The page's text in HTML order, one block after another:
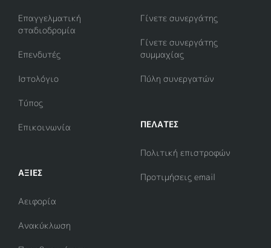
Επαγγελματική
σταδιοδρομία
Επενδυτές
Ιστολόγιο
Τύπος
Επικοινωνία
ΑΞΊΕΣ
Αειφορία
Ανακύκλωση
Γίνετε συνεργάτης
Γίνετε συνεργάτης
συμμαχίας
Πύλη συνεργατών
ΠΕΛΑΤΕΣ
Πολιτική επιστροφών
Προτιμήσεις email